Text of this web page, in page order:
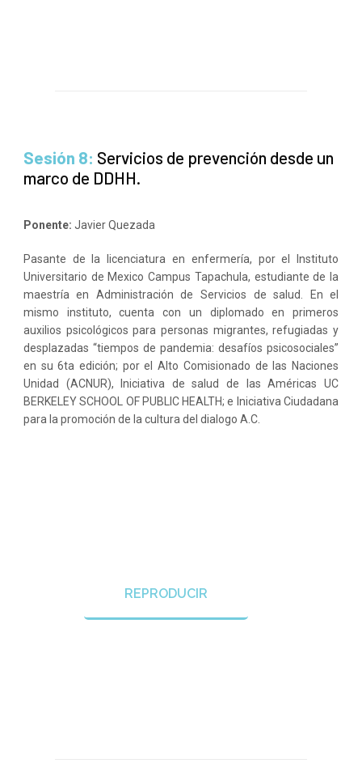
Sesión 8: Servicios de prevención desde un
marco de DDHH.
Ponente: Javier Quezada
Pasante de la licenciatura en enfermería, por el Instituto
Universitario de Mexico Campus Tapachula, estudiante de la
maestría en Administración de Servicios de salud. En el
mismo instituto, cuenta con un diplomado en primeros
auxilios psicológicos para personas migrantes, refugiadas y
desplazadas “tiempos de pandemia: desafíos psicosociales”
en su 6ta edición; por el Alto Comisionado de las Naciones
Unidad (ACNUR), Iniciativa de salud de las Américas UC
BERKELEY SCHOOL OF PUBLIC HEALTH; e Iniciativa Ciudadana
para la promoción de la cultura del dialogo A.C.
REPRODUCIR